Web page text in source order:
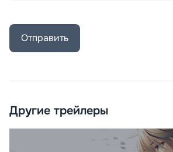
Отправить
Другие трейлеры